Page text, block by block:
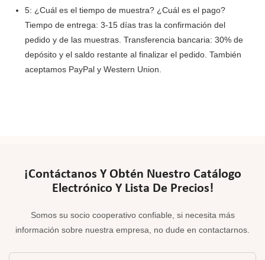
5: ¿Cuál es el tiempo de muestra? ¿Cuál es el pago?
Tiempo de entrega: 3-15 días tras la confirmación del
pedido y de las muestras. Transferencia bancaria: 30% de
depósito y el saldo restante al finalizar el pedido. También
aceptamos PayPal y Western Union.
¡Contáctanos Y Obtén Nuestro Catálogo
Electrónico Y Lista De Precios!
Somos su socio cooperativo confiable, si necesita más
información sobre nuestra empresa, no dude en contactarnos.